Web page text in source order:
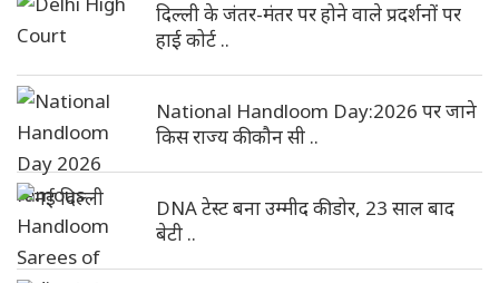
दिल्ली के जंतर-मंतर पर होने वाले प्रदर्शनों पर
हाई कोर्ट ..
National Handloom Day:2026 पर जाने
किस राज्य की कौन सी ..
DNA टेस्ट बना उम्मीद की डोर, 23 साल बाद
बेटी ..